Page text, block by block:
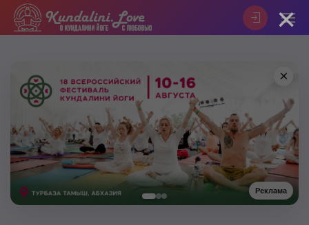
Реклама
×
×